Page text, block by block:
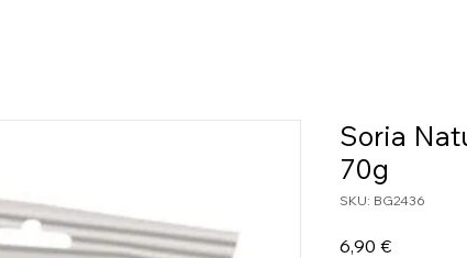
Soria
70g
SKU: BG2436
6,90 €Τιμή